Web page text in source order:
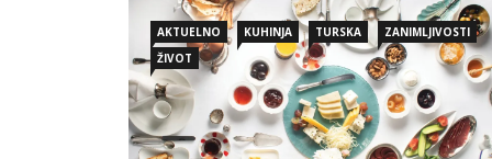
AKTUELNO KUHINJA TURSKA
ZANIMLJIVOSTI
ŽIVOT